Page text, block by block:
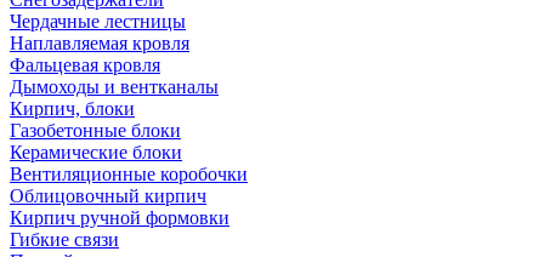
Чердачные лестницы
Наплавляемая кровля
Фальцевая кровля
Дымоходы и вентканалы
Кирпич, блоки
Газобетонные блоки
Керамические блоки
Вентиляционные коробочки
Облицовочный кирпич
Кирпич ручной формовки
Гибкие связи